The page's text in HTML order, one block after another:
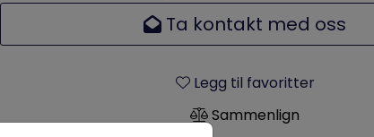
Ta kontakt med oss
Legg til favoritter
Sammenlign